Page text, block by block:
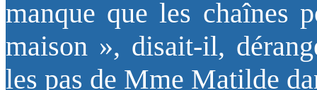
manque que les chaînes
maison », disait-il,
les pas de Mme Matilde